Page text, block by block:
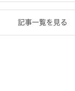
記事一覧を見る